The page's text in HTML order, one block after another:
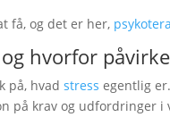
få, og det er her,
hvorfor
på, hvadstress egentlig
på krav og udfordringer